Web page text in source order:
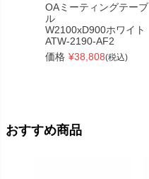
OAミーティングテーブ
ル
W2100xD900ホワイト
ATW-2190-AF2
価格 ¥38,808(税込)
おすすめ商品